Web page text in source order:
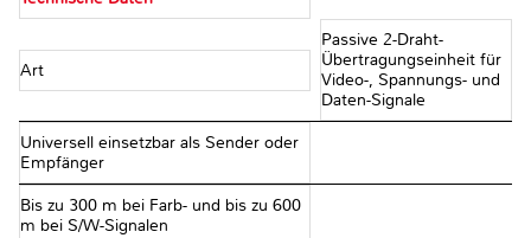
Art
Passive 2-Draht-
Übertragungseinheit für
Video-, Spannungs- und
Daten-Signale
Universell einsetzbar als Sender oder
Empfänger
Bis zu 300 m bei Farb- und bis zu 600
m bei S/W-Signalen